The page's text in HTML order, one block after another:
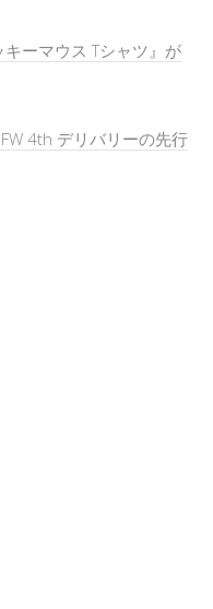
キーマウス Tシャツ』が
4th デリバリーの先行